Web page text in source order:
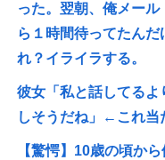
った。翌朝、俺メー
ら１時間待ってたん
れ？イライラする。
彼女「私と話してる
しそうだね」←これ当
【驚愕】10歳の頃か